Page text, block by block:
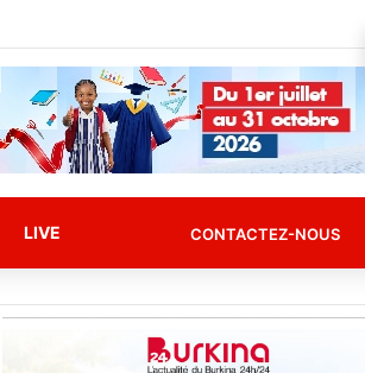
LIVE CONTACTEZ-NOUS